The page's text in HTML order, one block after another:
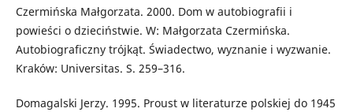
Czermińska Małgorzata. 2000. Dom w autobiografii i
powieści o dzieciństwie. W: Małgorzata Czermińska.
Autobiograficzny trójkąt. Świadectwo, wyznanie i wyzwanie.
Kraków: Universitas. S. 259–316.
Domagalski Jerzy. 1995. Proust w literaturze polskiej do 1945